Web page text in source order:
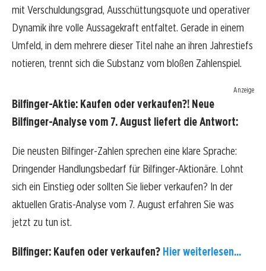
mit Verschuldungsgrad, Ausschüttungsquote und operativer
Dynamik ihre volle Aussagekraft entfaltet. Gerade in einem
Umfeld, in dem mehrere dieser Titel nahe an ihren Jahrestiefs
notieren, trennt sich die Substanz vom bloßen Zahlenspiel.
Anzeige
Bilfinger-Aktie: Kaufen oder verkaufen?! Neue
Bilfinger-Analyse vom 7. August liefert die Antwort:
Die neusten Bilfinger-Zahlen sprechen eine klare Sprache:
Dringender Handlungsbedarf für Bilfinger-Aktionäre. Lohnt
sich ein Einstieg oder sollten Sie lieber verkaufen? In der
aktuellen Gratis-Analyse vom 7. August erfahren Sie was
jetzt zu tun ist.
Bilfinger: Kaufen oder verkaufen? Hier weiterlesen...